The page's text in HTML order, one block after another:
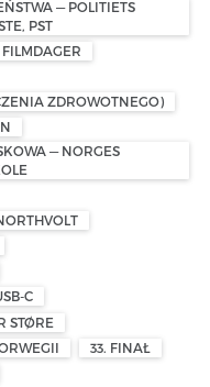
— POLITIETS
PST
ZDROWOTNEGO)
— NORGES
C
STØRE
33. FINAŁ